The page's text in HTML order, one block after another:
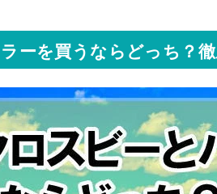
ーを買うならどっち？